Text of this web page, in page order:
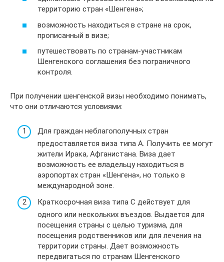
территорию стран «Шенгена»;
возможность находиться в стране на срок,
прописанный в визе;
путешествовать по странам-участникам
Шенгенского соглашения без пограничного
контроля.
При получении шенгенской визы необходимо понимать,
что они отличаются условиями:
Для граждан неблагополучных стран
предоставляется виза типа А. Получить ее могут
жители Ирака, Афганистана. Виза дает
возможность ее владельцу находиться в
аэропортах стран «Шенгена», но только в
международной зоне.
Краткосрочная виза типа С действует для
одного или нескольких въездов. Выдается для
посещения страны с целью туризма, для
посещения родственников или для лечения на
территории страны. Дает возможность
передвигаться по странам Шенгенского